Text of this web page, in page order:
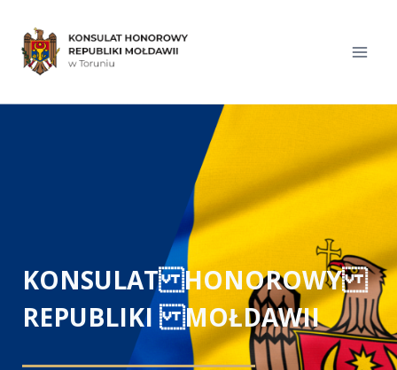
treści
KONSULAT HONOROWY
REPUBLIKI MOŁDAWII